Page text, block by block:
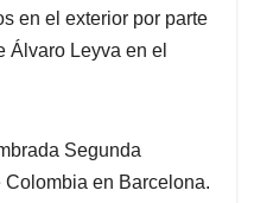
en el exterior por parte
Álvaro Leyva en el
Segunda
en Barcelona.